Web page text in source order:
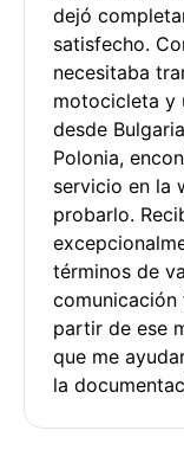
dejó
satisfecho.
necesitaba
motocicleta y
desde
Polonia,
servicio en la
probarlo.
términos de
comunicación
partir de ese
que me
la